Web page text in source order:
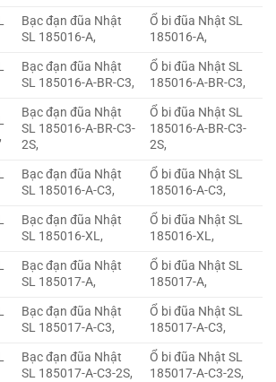
Bạc đạn đũa Nhật
SL 185016-A,
Ổ bi đũa Nhật SL
185016-A,
Bạc đạn đũa Nhật
SL 185016-A-BR-C3,
Ổ bi đũa Nhật SL
185016-A-BR-C3,
Bạc đạn đũa Nhật
SL 185016-A-BR-C3-
2S,
Ổ bi đũa Nhật SL
185016-A-BR-C3-
2S,
Bạc đạn đũa Nhật
SL 185016-A-C3,
Ổ bi đũa Nhật SL
185016-A-C3,
Bạc đạn đũa Nhật
SL 185016-XL,
Ổ bi đũa Nhật SL
185016-XL,
Bạc đạn đũa Nhật
SL 185017-A,
Ổ bi đũa Nhật SL
185017-A,
Bạc đạn đũa Nhật
SL 185017-A-C3,
Ổ bi đũa Nhật SL
185017-A-C3,
Bạc đạn đũa Nhật
SL 185017-A-C3-2S,
Ổ bi đũa Nhật SL
185017-A-C3-2S,